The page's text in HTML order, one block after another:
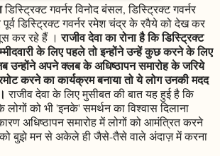
डिस्ट्रिक्ट गवर्नर विनोद बंसल, डिस्ट्रिक्ट गवर्नर
डिस्ट्रिक्ट गवर्नर रमेश चंद्र के रवैये को देख कर
कर रहे हैं ।राजीव देवा का रोना है कि डिस्ट्रिक्ट
के लिए पहले तो इन्होंने उन्हें कुछ करने के लिए
अपने क्लब के अधिष्ठापन समारोह के जरिये
करने का कार्यक्रम बनाया तो ये लोग उनकी मदद
राजीव देवा के लिए मुसीबत की बात यह हुई है कि
को भी 'इनके' समर्थन का विश्वास दिलाना
अधिष्ठापन समारोह में लोगों को आमंत्रित करने
को बुझे मन से अकेले ही जैसे-तैसे वाले अंदाज़ में करना